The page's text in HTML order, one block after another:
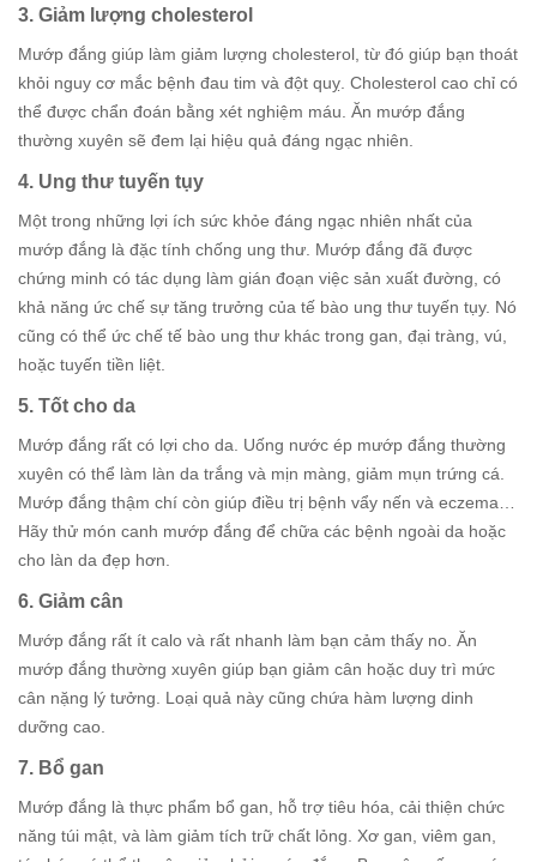
3. Giảm lượng cholesterol
Mướp đắng giúp làm giảm lượng cholesterol, từ đó giúp bạn thoát
khỏi nguy cơ mắc bệnh đau tim và đột quỵ. Cholesterol cao chỉ có
thể được chẩn đoán bằng xét nghiệm máu. Ăn mướp đắng
thường xuyên sẽ đem lại hiệu quả đáng ngạc nhiên.
4. Ung thư tuyến tụy
Một trong những lợi ích sức khỏe đáng ngạc nhiên nhất của
mướp đắng là đặc tính chống ung thư. Mướp đắng đã được
chứng minh có tác dụng làm gián đoạn việc sản xuất đường, có
khả năng ức chế sự tăng trưởng của tế bào ung thư tuyến tụy. Nó
cũng có thể ức chế tế bào ung thư khác trong gan, đại tràng, vú,
hoặc tuyến tiền liệt.
5. Tốt cho da
Mướp đắng rất có lợi cho da. Uống nước ép mướp đắng thường
xuyên có thể làm làn da trắng và mịn màng, giảm mụn trứng cá.
Mướp đắng thậm chí còn giúp điều trị bệnh vẩy nến và eczema…
Hãy thử món canh mướp đắng để chữa các bệnh ngoài da hoặc
cho làn da đẹp hơn.
6. Giảm cân
Mướp đắng rất ít calo và rất nhanh làm bạn cảm thấy no. Ăn
mướp đắng thường xuyên giúp bạn giảm cân hoặc duy trì mức
cân nặng lý tưởng. Loại quả này cũng chứa hàm lượng dinh
dưỡng cao.
7. Bổ gan
Mướp đắng là thực phẩm bổ gan, hỗ trợ tiêu hóa, cải thiện chức
năng túi mật, và làm giảm tích trữ chất lỏng. Xơ gan, viêm gan,